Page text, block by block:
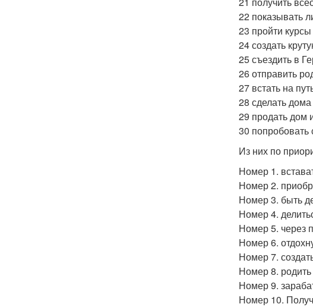
22 показывать
23 пройти курсы
24 создать
25 съездить в
26 отправить
27 встать на
28 сделать
29 продать дом
30 попробовать
Из них по
Номер 1.
Номер 2.
Номер 3. быть
Номер 4.
Номер 5. через
Номер 6.
Номер 7.
Номер 8.
Номер 9.
Номер 10.